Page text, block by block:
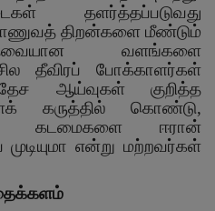
தளர்த்தப்படுவது
திறன்களை மீண்டும்
வளங்களை
தீவிரப் போக்காளர்கள்
ஆய்வுகள் குறித்த
கருத்தில் கொண்டு,
கடமைகளை ஈரான்
என்று மற்றவர்கள்